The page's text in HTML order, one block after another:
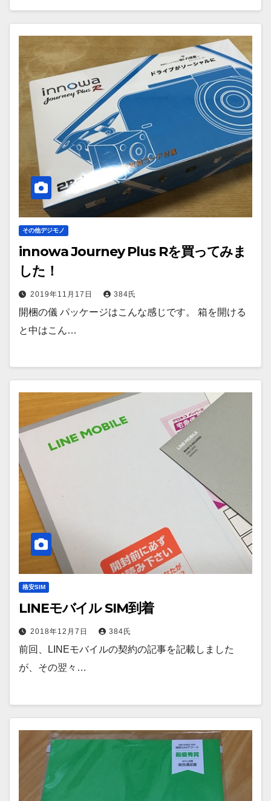
その他デジモノ
innowa Journey Plus Rを買ってみま
した！
2019年11月17日 384氏
開梱の儀 パッケージはこんな感じです。 箱を開ける
と中はこん…
格安SIM
LINEモバイル SIM到着
2018年12月7日 384氏
前回、LINEモバイルの契約の記事を記載しました
が、その翌々…